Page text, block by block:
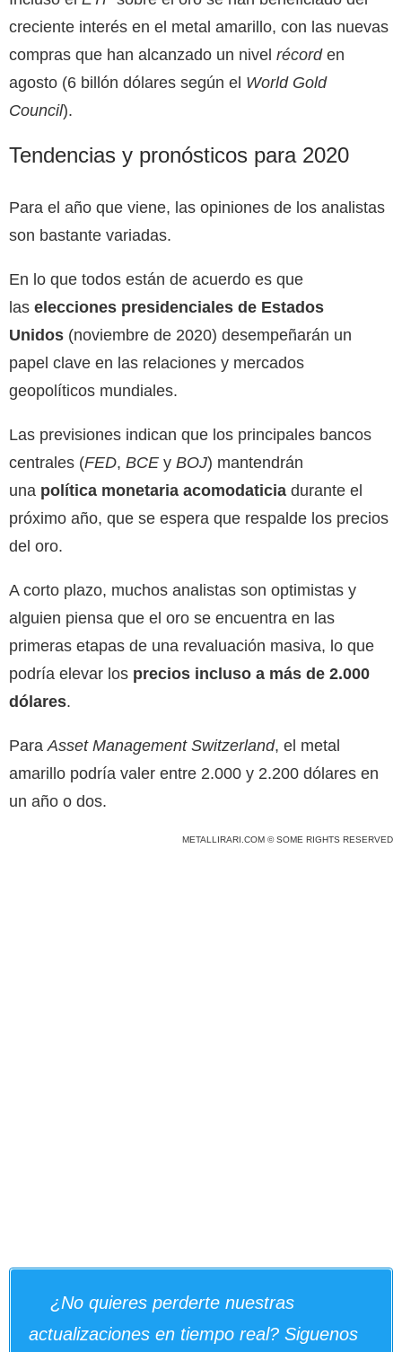
creciente interés en el metal amarillo, con las nuevas
compras que han alcanzado un nivel récorden
agosto (6 billón dólares según el World Gold
Council).
Tendencias y pronósticos para 2020
Para el año que viene, las opiniones de los analistas
son bastante variadas.
En lo que todos están de acuerdo es que
las elecciones presidenciales de Estados
Unidos (noviembre de 2020) desempeñarán un
papel clave en las relaciones y mercados
geopolíticos mundiales.
Las previsiones indican que los principales bancos
centrales (FED, BCE y BOJ) mantendrán
una política monetaria acomodaticia durante el
próximo año, que se espera que respalde los precios
del oro.
A corto plazo, muchos analistas son optimistas y
alguien piensa que el oro se encuentra en las
primeras etapas de una revaluación masiva, lo que
podría elevar los precios incluso a más de 2.000
dólares.
Para Asset Management Switzerland, el metal
amarillo podría valer entre 2.000 y 2.200 dólares en
un año o dos.
METALLIRARI.COM © SOME RIGHTS RESERVED
¿No quieres perderte nuestras
actualizaciones en tiempo real? Siguenos